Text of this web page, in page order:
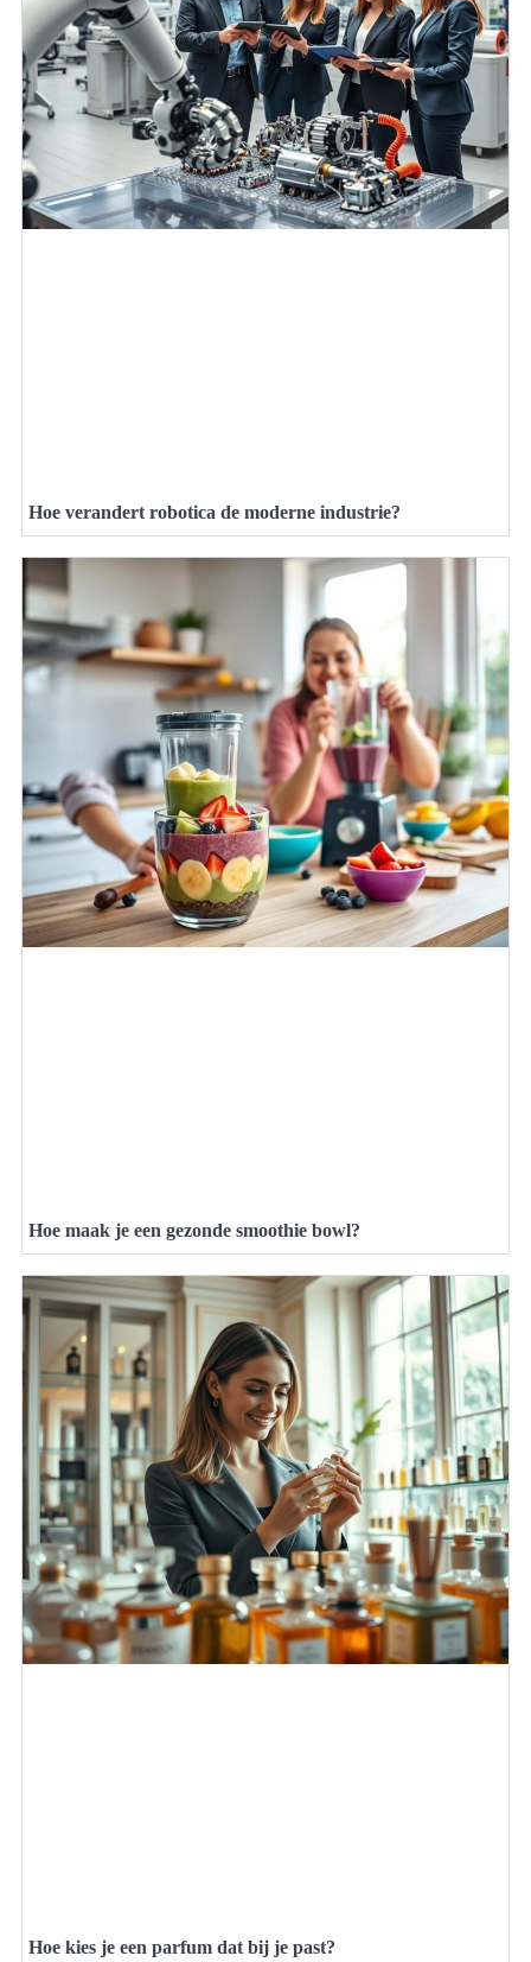
Hoe verandert robotica de moderne industrie?
Hoe maak je een gezonde smoothie bowl?
Hoe kies je een parfum dat bij je past?